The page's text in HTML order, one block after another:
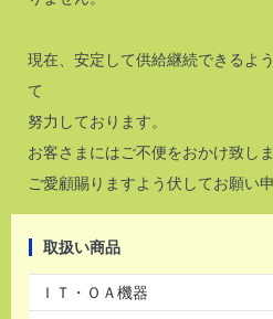
現在、安定して供給継続できるよ
て
努力しております。
お客さまにはご不便をおかけ致し
ご愛顧賜りますよう伏してお願い
取扱い商品
ＩＴ・ＯＡ機器